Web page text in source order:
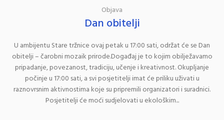
Objava
Dan obitelji
U ambijentu Stare tržnice ovaj petak u 17:00 sati, održat će se Dan
obitelji – čarobni mozaik prirode.Događaj je to kojim obilježavamo
pripadanje, povezanost, tradiciju, učenje i kreativnost. Okupljanje
počinje u 17:00 sati, a svi posjetitelji imat će priliku uživati u
raznovrsnim aktivnostima koje su pripremili organizatori i suradnici.
Posjetitelji će moći sudjelovati u ekološkim...